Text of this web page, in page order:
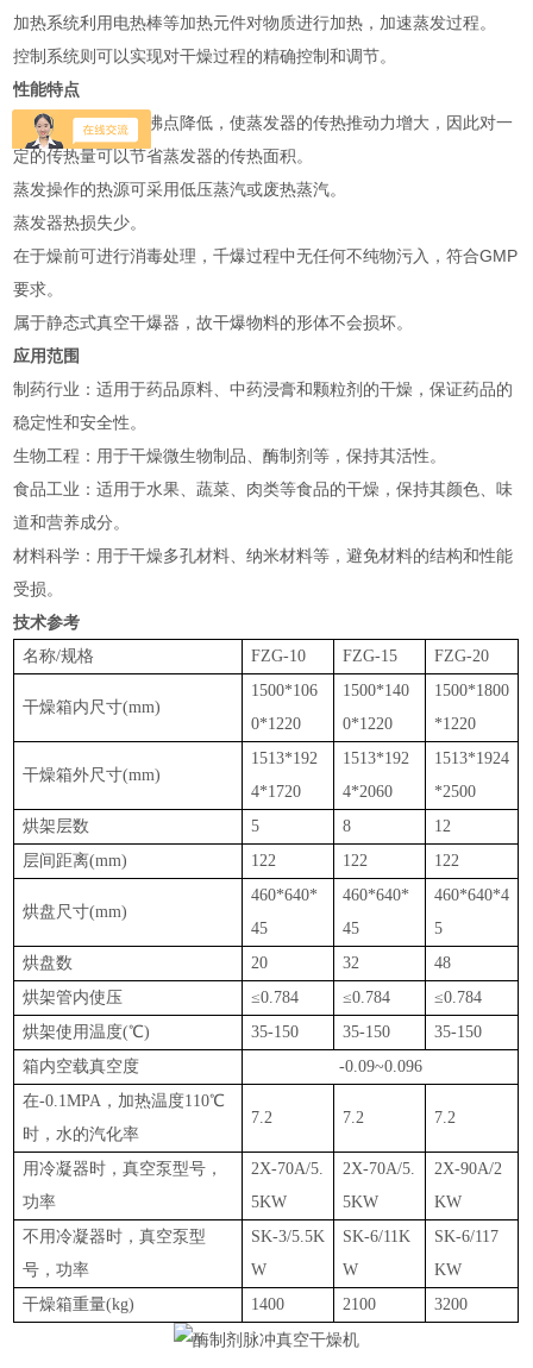
加热系统利用电热棒等加热元件对物质进行加热，加速蒸发过程。
控制系统则可以实现对干燥过程的精确控制和调节。
性能特点
真空下物料溶液的沸点降低，使蒸发器的传热推动力增大，因此对一
定的传热量可以节省蒸发器的传热面积。
蒸发操作的热源可采用低压蒸汽或废热蒸汽。
蒸发器热损失少。
在于燥前可进行消毒处理，千爆过程中无任何不纯物污入，符合GMP
要求。
属于静态式真空干爆器，故干爆物料的形体不会损坏。
应用范围
‌制药行业‌：适用于药品原料、中药浸膏和颗粒剂的干燥，保证药品的
稳定性和安全性‌。
‌生物工程‌：用于干燥微生物制品、酶制剂等，保持其活性‌。
‌食品工业‌：适用于水果、蔬菜、肉类等食品的干燥，保持其颜色、味
道和营养成分‌。
‌材料科学‌：用于干燥多孔材料、纳米材料等，避免材料的结构和性能
受损‌。
技术参考
名称/规格 FZG-10 FZG-15 FZG-20
干燥箱内尺寸(mm)
1500*106
0*1220
1500*140
0*1220
1500*1800
*1220
干燥箱外尺寸(mm)
1513*192
4*1720
1513*192
4*2060
1513*1924
*2500
烘架层数
5 8
12
层间距离(mm)
122 122 122
烘盘尺寸(mm)
460*640*
45
460*640*
45
460*640*4
5
烘盘数
20 32
48
烘架管内使压
≤0.784 ≤0.784
≤0.784
烘架使用温度(℃)
35-150 35-150
35-150
箱内空载真空度
-0.09~0.096
在-0.1MPA，加热温度110℃
时，水的汽化率
7.2 7.2 7.2
用冷凝器时，真空泵型号，
功率
2X-70A/5.
5KW
2X-70A/5.
5KW
2X-90A/2
KW
不用冷凝器时，真空泵型
号，功率
SK-3/5.5K
W
SK-6/11K
W
SK-6/117
KW
干燥箱重量(kg)
1400 2100 3200